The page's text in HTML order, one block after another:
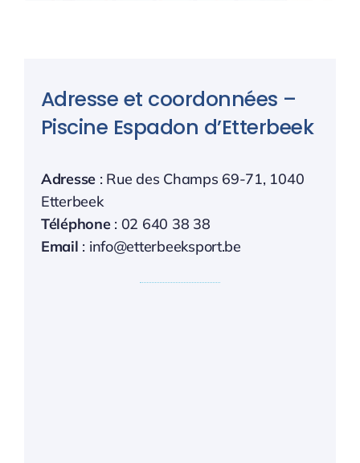
Adresse et coordonnées –
Piscine Espadon d’Etterbeek
Adresse : Rue des Champs 69-71, 1040
Etterbeek
Téléphone: 02 640 38 38
Email : info@etterbeeksport.be